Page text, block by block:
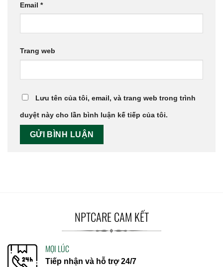
Email *
Trang web
Lưu tên của tôi, email, và trang web trong trình
duyệt này cho lần bình luận kế tiếp của tôi.
NPTCARE CAM KẾT
MỌI LÚC
Tiếp nhận và hỗ trợ 24/7